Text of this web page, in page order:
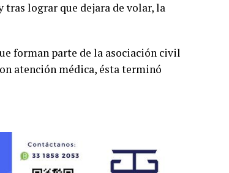
tras lograr que dejara de volar, la
forman parte de la asociación civil
atención médica, ésta terminó